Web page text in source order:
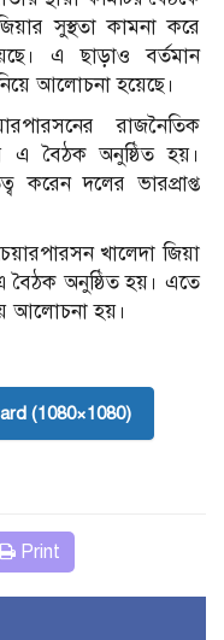
সুস্থতা কামনা করে
এ ছাড়াও বর্তমান
আলোচনা হয়েছে।
রাজনৈতিক
এ বৈঠক অনুষ্ঠিত হয়।
করেন দলের ভারপ্রাপ্ত
খালেদা জিয়া
বৈঠক অনুষ্ঠিত হয়। এতে
আলোচনা হয়।
(1080×1080)
Print